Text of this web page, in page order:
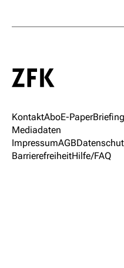
KontaktAboE-Paper
Mediadaten
ImpressumAGB
BarrierefreiheitHilfe/FAQ